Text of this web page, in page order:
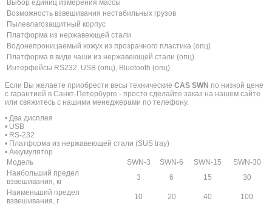
Выбор единиц измерения массы
Возможность взвешивания нестабильных грузов
Пылевлагозащитный корпус
Платформа из нержавеющей стали
Водонепроницаемый кожух из прозрачного пластика (опц)
Платформа в виде чаши из нержавеющей стали (опц)
Интерфейсы RS232, USB (опц), Bluetooth (опц)
Если Вы желаете приобрести весы технические CAS SWN по низкой цене
с гарантией в Санкт-Петербурге - просто сделайте заказ на нашем сайте
или свяжитесь с нашими менеджерами по телефону.
• Два дисплея
• USB
• RS-232
• Платформа из нержавеющей стали (SUS tray)
• Аккумулятор
Модель
SWN-3 SWN-6 SWN-15
SWN-30
Наибольший предел
взвешивания, кг
3 6 15
30
Наименьший предел
взвешивания, г
10 20 40
100